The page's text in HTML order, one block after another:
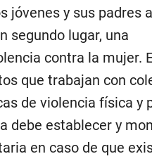
jóvenes y sus padres
segundo lugar, una
contra la mujer.
que trabajan con
de violencia física y
debe establecer y
en caso de que